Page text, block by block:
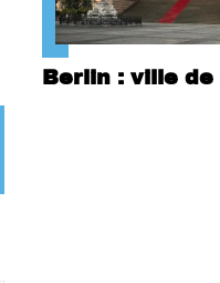
Berlin : ville